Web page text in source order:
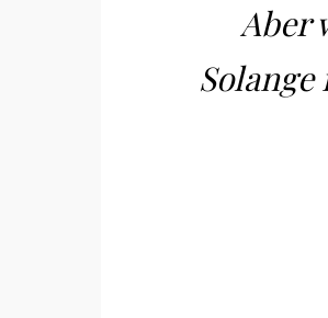
Aber